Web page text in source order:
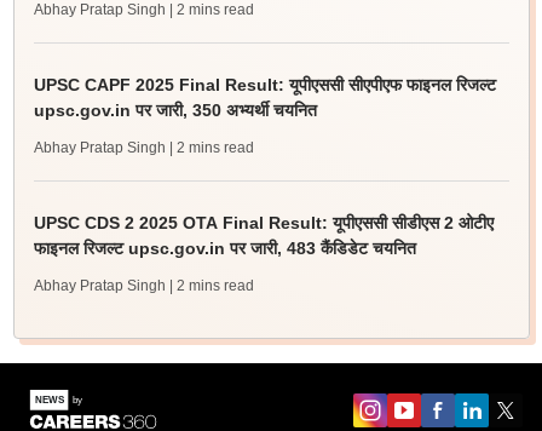
Abhay Pratap Singh | 2 mins read
UPSC CAPF 2025 Final Result: यूपीएससी सीएपीएफ फाइनल रिजल्ट
upsc.gov.in पर जारी, 350 अभ्यर्थी चयनित
Abhay Pratap Singh | 2 mins read
UPSC CDS 2 2025 OTA Final Result: यूपीएससी सीडीएस 2 ओटीए
फाइनल रिजल्ट upsc.gov.in पर जारी, 483 कैंडिडेट चयनित
Abhay Pratap Singh | 2 mins read